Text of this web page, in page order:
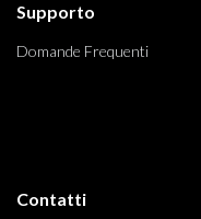
Supporto
Domande Frequenti
Contatti